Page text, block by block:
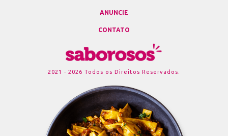
ANUNCIE
CONTATO
2021 - 2026 Todos os Direitos Reservados.